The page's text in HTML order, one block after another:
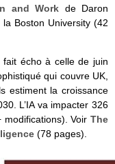
and Work de Daron
Boston University (42
écho à celle de juin
qui couvre UK,
estiment la croissance
L’IA va impacter 326
modifications). Voir The
(78 pages).